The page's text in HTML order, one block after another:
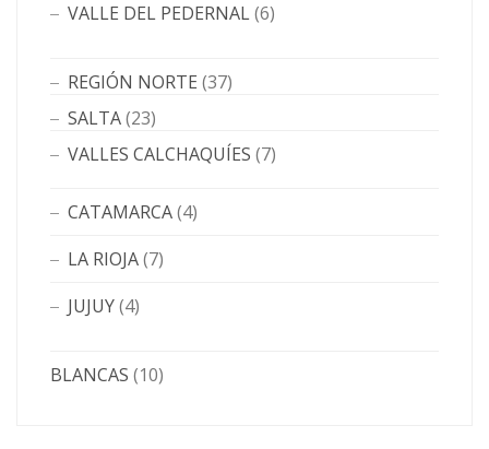
VALLE DEL PEDERNAL(6)
REGIÓN NORTE (37)
SALTA(23)
VALLES CALCHAQUÍES (7)
CATAMARCA(4)
LA RIOJA(7)
JUJUY(4)
BLANCAS (10)